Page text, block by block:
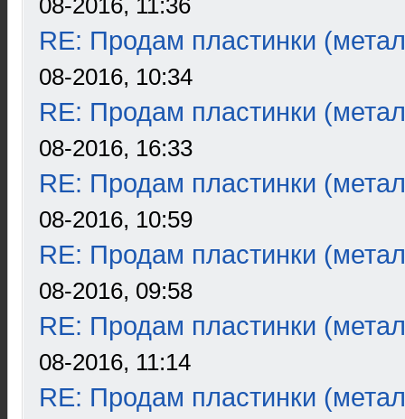
08-2016, 11:36
RE: Продам пластинки
08-2016, 10:34
RE: Продам пластинки
08-2016, 16:33
RE: Продам пластинки
08-2016, 10:59
RE: Продам пластинки
08-2016, 09:58
RE: Продам пластинки
08-2016, 11:14
RE: Продам пластинки